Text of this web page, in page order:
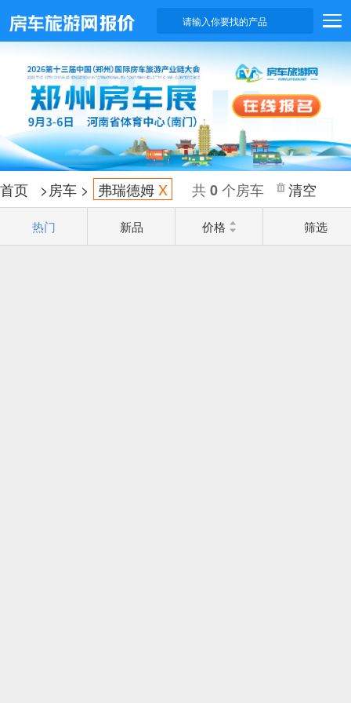
请输入你要找的产品
首页 >房车 > 弗瑞德姆 X 共0个房车 清空
热门 新品 价格 筛选